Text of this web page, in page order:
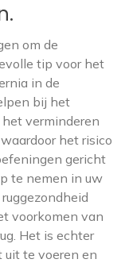
om de
tip voor het
in de
bij het
verminderen
het risico
gericht
te nemen in uw
voorkomen van
Het is echter
uit te voeren en